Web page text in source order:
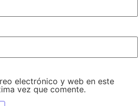
electrónico y web en este
vez que comente.